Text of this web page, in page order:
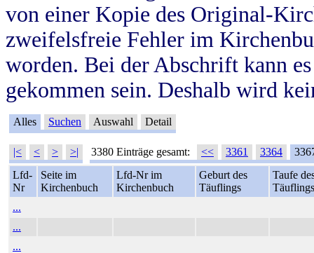
von einer Kopie des Original-
zweifelsfreie Fehler im
worden. Bei der Abschrift kann
gekommen sein. Deshalb wird
Alles Suchen Auswahl Detail
|< < > >| 3380 Einträge gesamt: << 3361 3364
Lfd-
Nr
Seite im
Kirchenbuch
Lfd-Nr im
Kirchenbuch
Geburt des
Täuflings
Taufe
Täuflings
...
...
...